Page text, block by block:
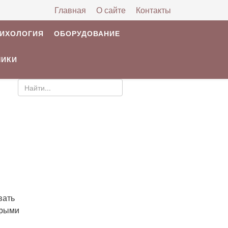
Контакты
О сайте
Главная
ОБОРУДОВАНИЕ